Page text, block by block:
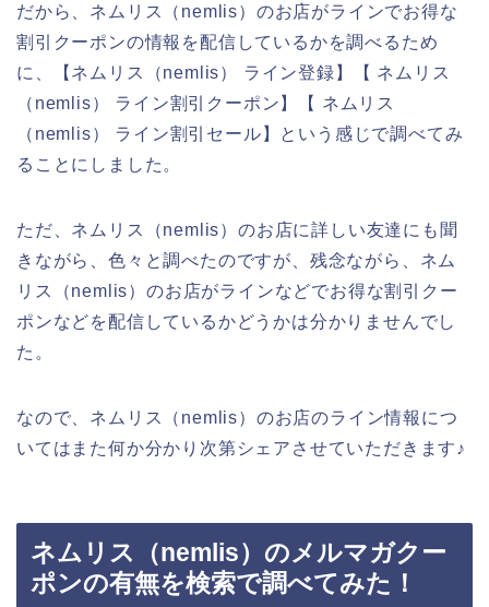
だから、ネムリス（nemlis）のお店がラインでお得な
割引クーポンの情報を配信しているかを調べるため
に、【ネムリス（nemlis） ライン登録】【 ネムリス
（nemlis） ライン割引クーポン】【 ネムリス
（nemlis） ライン割引セール】という感じで調べてみ
ることにしました。
ただ、ネムリス（nemlis）のお店に詳しい友達にも聞
きながら、色々と調べたのですが、残念ながら、ネム
リス（nemlis）のお店がラインなどでお得な割引クー
ポンなどを配信しているかどうかは分かりませんでし
た。
なので、ネムリス（nemlis）のお店のライン情報につ
いてはまた何か分かり次第シェアさせていただきます♪
ネムリス（nemlis）のメルマガクー
ポンの有無を検索で調べてみた！